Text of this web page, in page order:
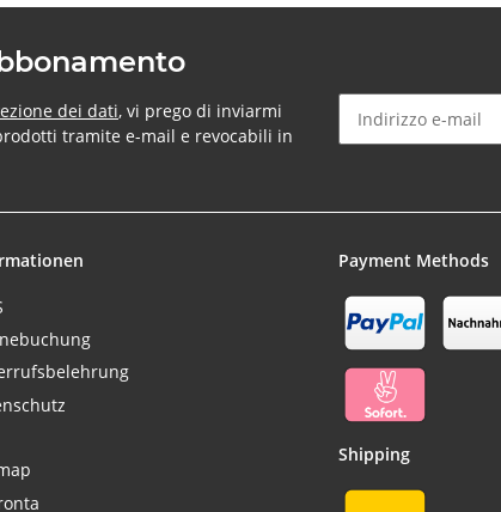
dei dati, vi prego di inviarmi
tramite e-mail e revocabili in
Payment Methods
Shipping